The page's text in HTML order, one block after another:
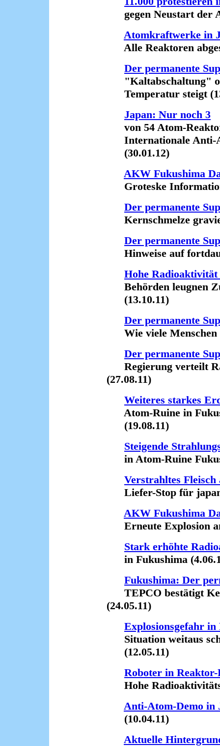
gegen Neustart der
Atomkraftwerke in
Alle Reaktoren
Der permanente
"Kaltabschaltung"
Temperatur steigt
Japan: Nur noch 3
von 54 Atom-
Internationale Anti-
(30.01.12)
AKW Fukushima
Groteske
Der permanente
Kernschmelze
Der permanente
Hinweise auf
Hohe
Behörden leugnen
(13.10.11)
Der permanente
Wie viele Menschen
Der permanente
Regierung verteilt
(27.08.11)
Weiteres starkes
Atom-Ruine in
(19.08.11)
Steigende
in Atom-Ruine
Verstrahltes Fleisch
Liefer-Stop für
AKW Fukushima
Erneute Explosion
Stark erhöhte
in Fukushima
Fukushima: Der
TEPCO bestätigt
(24.05.11)
Explosionsgefahr in
Situation weitaus
(12.05.11)
Roboter in
Hohe
Anti-Atom-Demo in
(10.04.11)
Aktuelle